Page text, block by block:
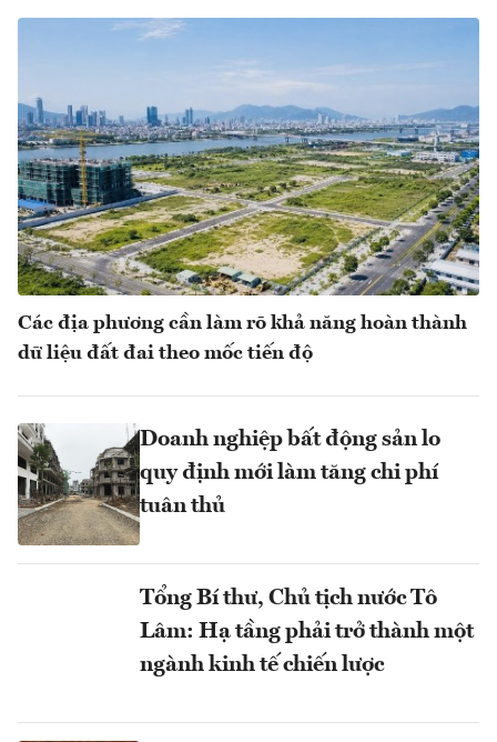
Các địa phương cần làm rõ khả năng hoàn thành
dữ liệu đất đai theo mốc tiến độ
Doanh nghiệp bất động sản lo
quy định mới làm tăng chi phí
tuân thủ
Tổng Bí thư, Chủ tịch nước Tô
Lâm: Hạ tầng phải trở thành một
ngành kinh tế chiến lược